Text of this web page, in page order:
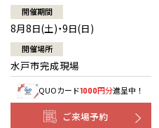
開催期間
8月8日(土)・9日(日)
開催場所
水戸市完成現場
QUOカード1000円分進呈中！
ご来場予約